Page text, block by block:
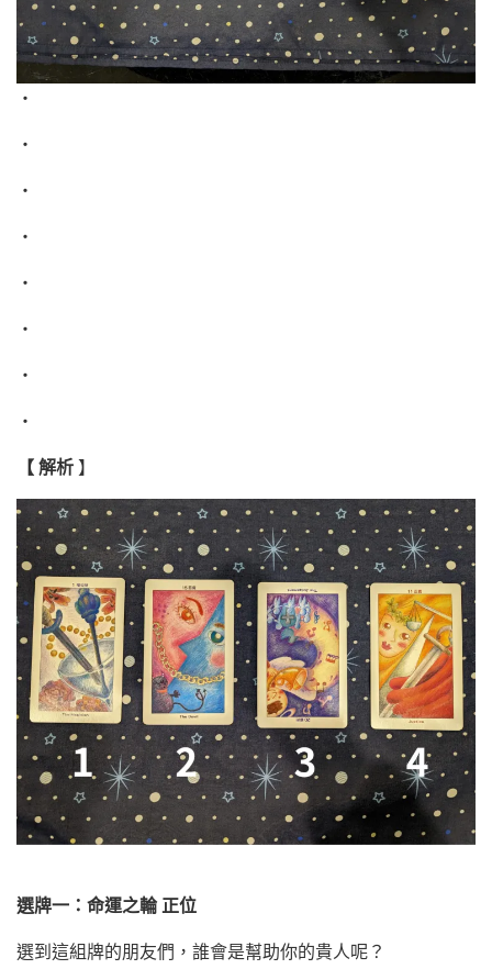
・
・
・
・
・
・
・
・
【 解析】
選牌一：命運之輪 正位
選到這組牌的朋友們，誰會是幫助你的貴人呢？